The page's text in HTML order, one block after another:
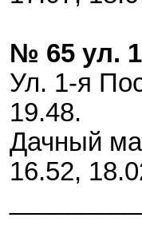
№ 65 ул.
Ул. 1-я
19.48.
Дачный
16.52,